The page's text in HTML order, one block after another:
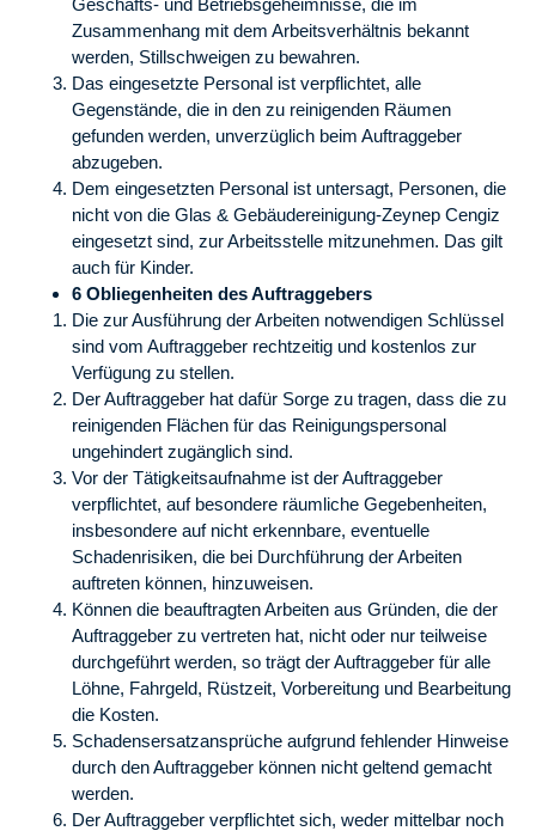
Geschäfts- und Betriebsgeheimnisse, die im
Zusammenhang mit dem Arbeitsverhältnis bekannt
werden, Stillschweigen zu bewahren.
Das eingesetzte Personal ist verpflichtet, alle
Gegenstände, die in den zu reinigenden Räumen
gefunden werden, unverzüglich beim Auftraggeber
abzugeben.
Dem eingesetzten Personal ist untersagt, Personen, die
nicht von die Glas & Gebäudereinigung-Zeynep Cengiz
eingesetzt sind, zur Arbeitsstelle mitzunehmen. Das gilt
auch für Kinder.
6 Obliegenheiten des Auftraggebers
Die zur Ausführung der Arbeiten notwendigen Schlüssel
sind vom Auftraggeber rechtzeitig und kostenlos zur
Verfügung zu stellen.
Der Auftraggeber hat dafür Sorge zu tragen, dass die zu
reinigenden Flächen für das Reinigungspersonal
ungehindert zugänglich sind.
Vor der Tätigkeitsaufnahme ist der Auftraggeber
verpflichtet, auf besondere räumliche Gegebenheiten,
insbesondere auf nicht erkennbare, eventuelle
Schadenrisiken, die bei Durchführung der Arbeiten
auftreten können, hinzuweisen.
Können die beauftragten Arbeiten aus Gründen, die der
Auftraggeber zu vertreten hat, nicht oder nur teilweise
durchgeführt werden, so trägt der Auftraggeber für alle
Löhne, Fahrgeld, Rüstzeit, Vorbereitung und Bearbeitung
die Kosten.
Schadensersatzansprüche aufgrund fehlender Hinweise
durch den Auftraggeber können nicht geltend gemacht
werden.
Der Auftraggeber verpflichtet sich, weder mittelbar noch